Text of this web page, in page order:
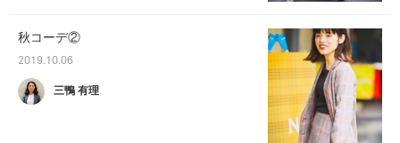
秋コーデ②
2019.10.06
三鴨 有理